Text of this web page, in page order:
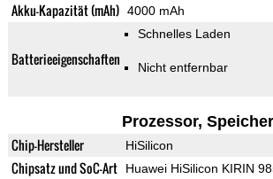
Akku-Kapazität (mAh) 4000 mAh
Batterieeigenschaften
Schnelles Laden
Nicht entfernbar
Prozessor, Speicher
Chip-Hersteller HiSilicon
Chipsatz und SoC-Art Huawei HiSilicon KIRIN